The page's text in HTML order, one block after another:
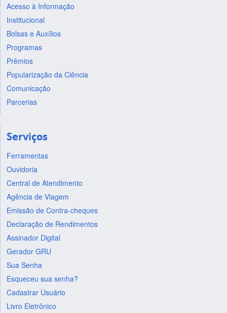
Acesso à Informação
Institucional
Bolsas e Auxílios
Programas
Prêmios
Popularização da Ciência
Comunicação
Parcerias
Serviços
Ferramentas
Ouvidoria
Central de Atendimento
Agência de Viagem
Emissão de Contra-cheques
Declaração de Rendimentos
Assinador Digital
Gerador GRU
Sua Senha
Esqueceu sua senha?
Cadastrar Usuário
Livro Eletrônico